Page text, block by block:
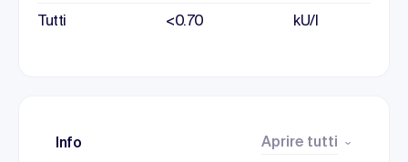
Tutti <0.70 kU/l
Info Aprire tutti